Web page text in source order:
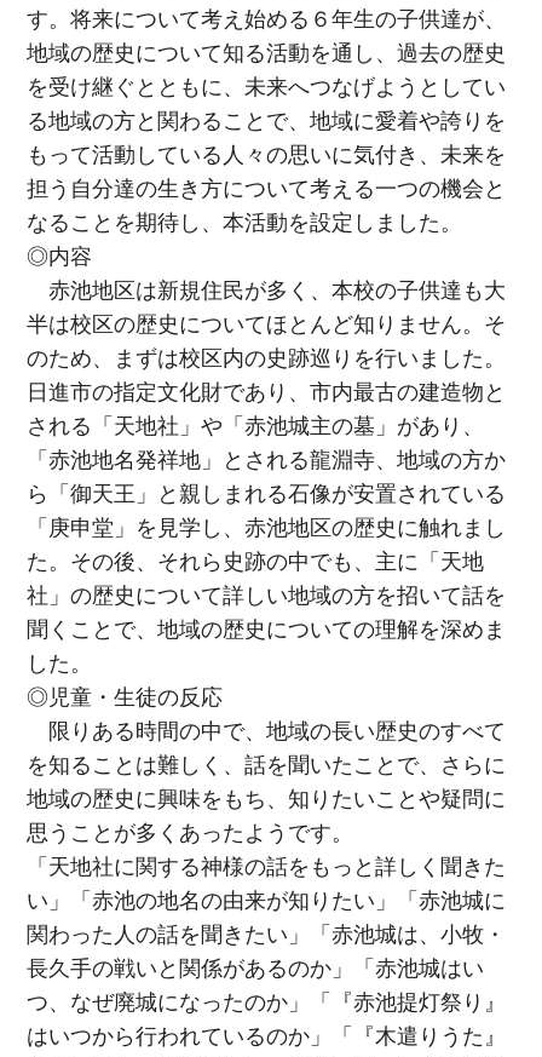
す。将来について考え始める６年生の子供達が、
地域の歴史について知る活動を通し、過去の歴史
を受け継ぐとともに、未来へつなげようとしてい
る地域の方と関わることで、地域に愛着や誇りを
もって活動している人々の思いに気付き、未来を
担う自分達の生き方について考える一つの機会と
なることを期待し、本活動を設定しました。
◎内容
赤池地区は新規住民が多く、本校の子供達も大
半は校区の歴史についてほとんど知りません。そ
のため、まずは校区内の史跡巡りを行いました。
日進市の指定文化財であり、市内最古の建造物と
される「天地社」や「赤池城主の墓」があり、
「赤池地名発祥地」とされる龍淵寺、地域の方か
ら「御天王」と親しまれる石像が安置されている
「庚申堂」を見学し、赤池地区の歴史に触れまし
た。その後、それら史跡の中でも、主に「天地
社」の歴史について詳しい地域の方を招いて話を
聞くことで、地域の歴史についての理解を深めま
した。
◎児童・生徒の反応
限りある時間の中で、地域の長い歴史のすべて
を知ることは難しく、話を聞いたことで、さらに
地域の歴史に興味をもち、知りたいことや疑問に
思うことが多くあったようです。
「天地社に関する神様の話をもっと詳しく聞きた
い」「赤池の地名の由来が知りたい」「赤池城に
関わった人の話を聞きたい」「赤池城は、小牧・
長久手の戦いと関係があるのか」「赤池城はい
つ、なぜ廃城になったのか」「『赤池提灯祭り』
はいつから行われているのか」「『木遣りうた』